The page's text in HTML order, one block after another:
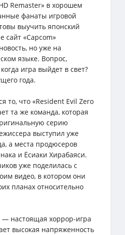
Remaster» в хорошем
фанаты игровой
выучить японский
сайт «Capcom»
но уже на
языке. Вопрос,
игра выйдет в свет?
года.
то, что «Resident Evil Zero
та же команда, которая
серию
выступил уже
а места продюсеров
и Ёсиаки Хирабаяси.
уже поделилась с
видео, в котором они
планах относительно
— настоящая хоррор-игра
высокая напряженность